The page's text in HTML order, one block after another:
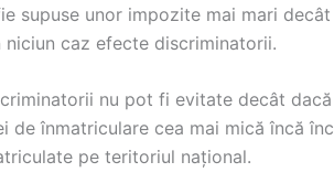
supuse unor impozite mai mari
niciun caz efecte discriminatorii.
nu pot fi evitate decât
de înmatriculare cea mai mică încă
pe teritoriul național.